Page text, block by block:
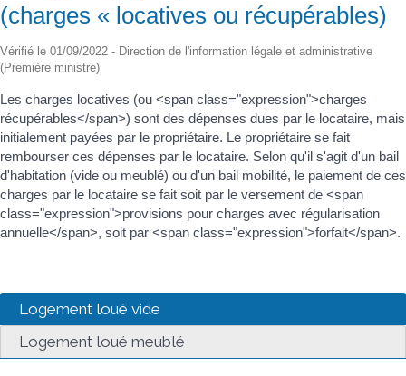
(charges « locatives ou récupérables)
Vérifié le 01/09/2022 - Direction de l'information légale et administrative
(Première ministre)
Les charges locatives (ou <span class="expression">charges
récupérables</span>) sont des dépenses dues par le locataire, mais
initialement payées par le propriétaire. Le propriétaire se fait
rembourser ces dépenses par le locataire. Selon qu'il s'agit d'un bail
d'habitation (vide ou meublé) ou d'un bail mobilité, le paiement de ces
charges par le locataire se fait soit par le versement de <span
class="expression">provisions pour charges avec régularisation
annuelle</span>, soit par <span class="expression">forfait</span>.
Logement loué vide
Logement loué meublé